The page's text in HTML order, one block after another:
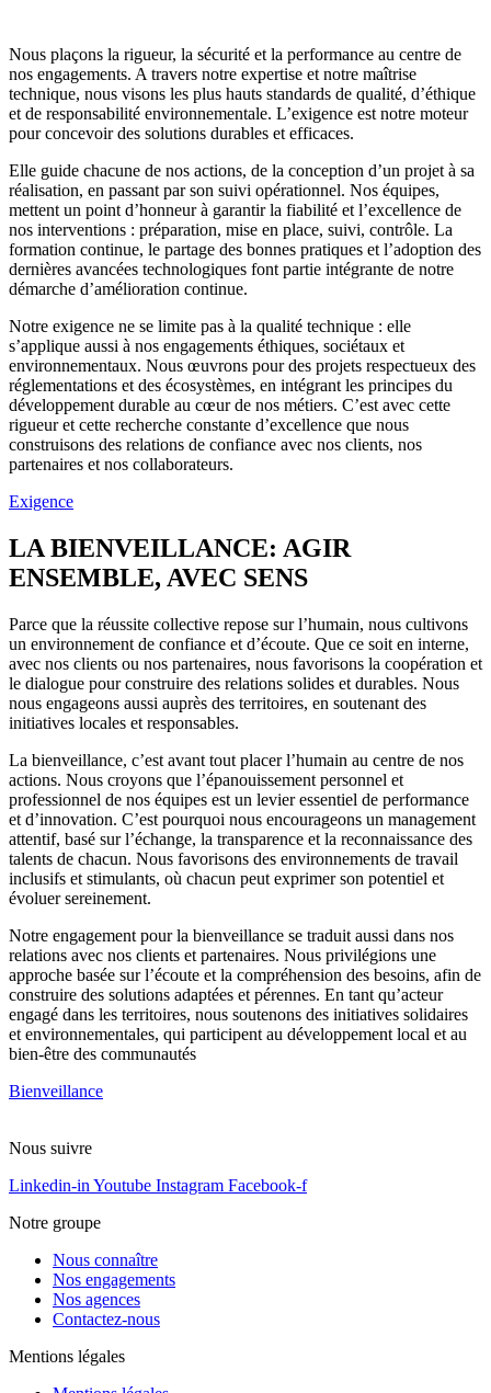
Nous plaçons la rigueur, la sécurité et la performance au centre de
nos engagements. A travers notre expertise et notre maîtrise
technique, nous visons les plus hauts standards de qualité, d’éthique
et de responsabilité environnementale. L’exigence est notre moteur
pour concevoir des solutions durables et efficaces.
Elle guide chacune de nos actions, de la conception d’un projet à sa
réalisation, en passant par son suivi opérationnel. Nos équipes,
mettent un point d’honneur à garantir la fiabilité et l’excellence de
nos interventions : préparation, mise en place, suivi, contrôle. La
formation continue, le partage des bonnes pratiques et l’adoption des
dernières avancées technologiques font partie intégrante de notre
démarche d’amélioration continue.
Notre exigence ne se limite pas à la qualité technique : elle
s’applique aussi à nos engagements éthiques, sociétaux et
environnementaux. Nous œuvrons pour des projets respectueux des
réglementations et des écosystèmes, en intégrant les principes du
développement durable au cœur de nos métiers. C’est avec cette
rigueur et cette recherche constante d’excellence que nous
construisons des relations de confiance avec nos clients, nos
partenaires et nos collaborateurs.
Exigence
LA BIENVEILLANCE: AGIR
ENSEMBLE, AVEC SENS
Parce que la réussite collective repose sur l’humain, nous cultivons
un environnement de confiance et d’écoute. Que ce soit en interne,
avec nos clients ou nos partenaires, nous favorisons la coopération et
le dialogue pour construire des relations solides et durables. Nous
nous engageons aussi auprès des territoires, en soutenant des
initiatives locales et responsables.
La bienveillance, c’est avant tout placer l’humain au centre de nos
actions. Nous croyons que l’épanouissement personnel et
professionnel de nos équipes est un levier essentiel de performance
et d’innovation. C’est pourquoi nous encourageons un management
attentif, basé sur l’échange, la transparence et la reconnaissance des
talents de chacun. Nous favorisons des environnements de travail
inclusifs et stimulants, où chacun peut exprimer son potentiel et
évoluer sereinement.
Notre engagement pour la bienveillance se traduit aussi dans nos
relations avec nos clients et partenaires. Nous privilégions une
approche basée sur l’écoute et la compréhension des besoins, afin de
construire des solutions adaptées et pérennes. En tant qu’acteur
engagé dans les territoires, nous soutenons des initiatives solidaires
et environnementales, qui participent au développement local et au
bien-être des communautés
Bienveillance
Nous suivre
Linkedin-in Youtube Instagram Facebook-f
Notre groupe
Nous connaître
Nos engagements
Nos agences
Contactez-nous
Mentions légales